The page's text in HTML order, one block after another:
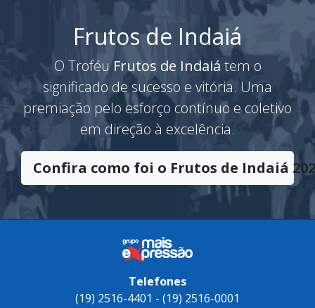
Frutos de Indaiá
O TroféuFrutos de Indaiá tem o
significado de sucesso e vitória. Uma
premiação pelo esforço contínuo e coletivo
em direção à excelência.
Confira como foi o Frutos de Indaiá
Telefones
(19) 2516-4401 - (19) 2516-0001